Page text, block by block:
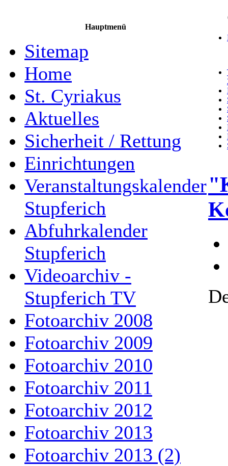
Hauptmenü
Sitemap
Home
St. Cyriakus
Aktuelles
Sicherheit / Rettung
Einrichtungen
Veranstaltungskalender
Stupferich
Abfuhrkalender
Stupferich
Videoarchiv -
Stupferich TV
Fotoarchiv 2008
Fotoarchiv 2009
Fotoarchiv 2010
Fotoarchiv 2011
Fotoarchiv 2012
Fotoarchiv 2013
Fotoarchiv 2013 (2)